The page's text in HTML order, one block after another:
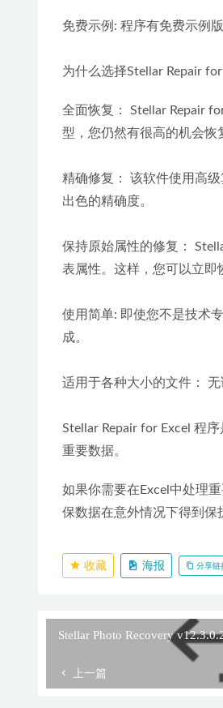
免费示例: 程序有免费示例
为什么选择Stellar Repair for
全面恢复： Stellar Repair
型，您仍然有很高的机会恢
精确修复： 该软件使用高
出色的精确度。
保持原始属性的修复：
表属性。这样，您可以立即
使用简单: 即使您不是技术
成。
适用于各种大小的文件：
Stellar Repair for Excel 程
重要数据。
如果你需要在Excel中处理
保数据在意外情况下得到保
收藏 海报 分享链
Stellar Photo Recovery
上一篇